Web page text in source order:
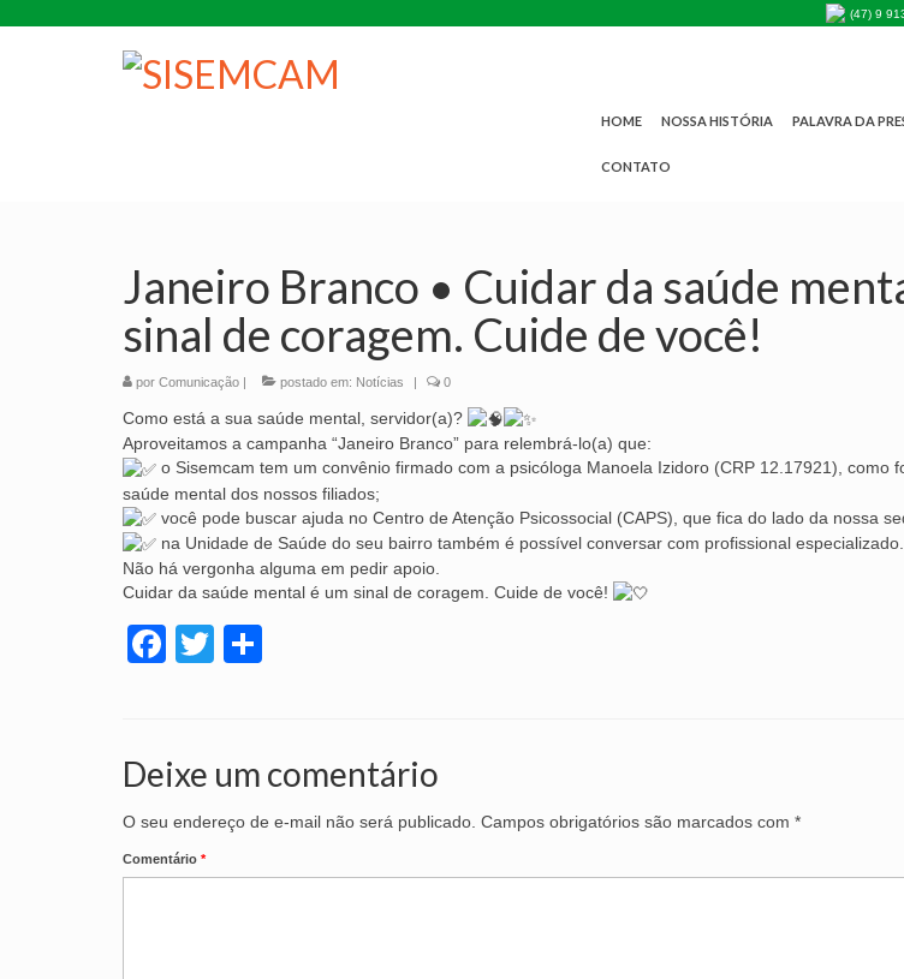
(47) 9
HOME NOSSA HISTÓRIA PALAVRA DA
CONTATO
Janeiro Branco • Cuidar da saúde
sinal de coragem. Cuide de você!
por Comunicação | postado em: Notícias | 0
Como está a sua saúde mental, servidor(a)?
Aproveitamos a campanha “Janeiro Branco” para relembrá-lo(a) que:
o Sisemcam tem um convênio firmado com a psicóloga Manoela Izidoro (CRP 12.17921), como
saúde mental dos nossos filiados;
você pode buscar ajuda no Centro de Atenção Psicossocial (CAPS), que fica do lado da nossa
na Unidade de Saúde do seu bairro também é possível conversar com profissional especializado.
Não há vergonha alguma em pedir apoio.
Cuidar da saúde mental é um sinal de coragem. Cuide de você!
Facebook
Twitter
Deixe um comentário
O seu endereço de e-mail não será publicado. Campos obrigatórios são marcados com *
Comentário *